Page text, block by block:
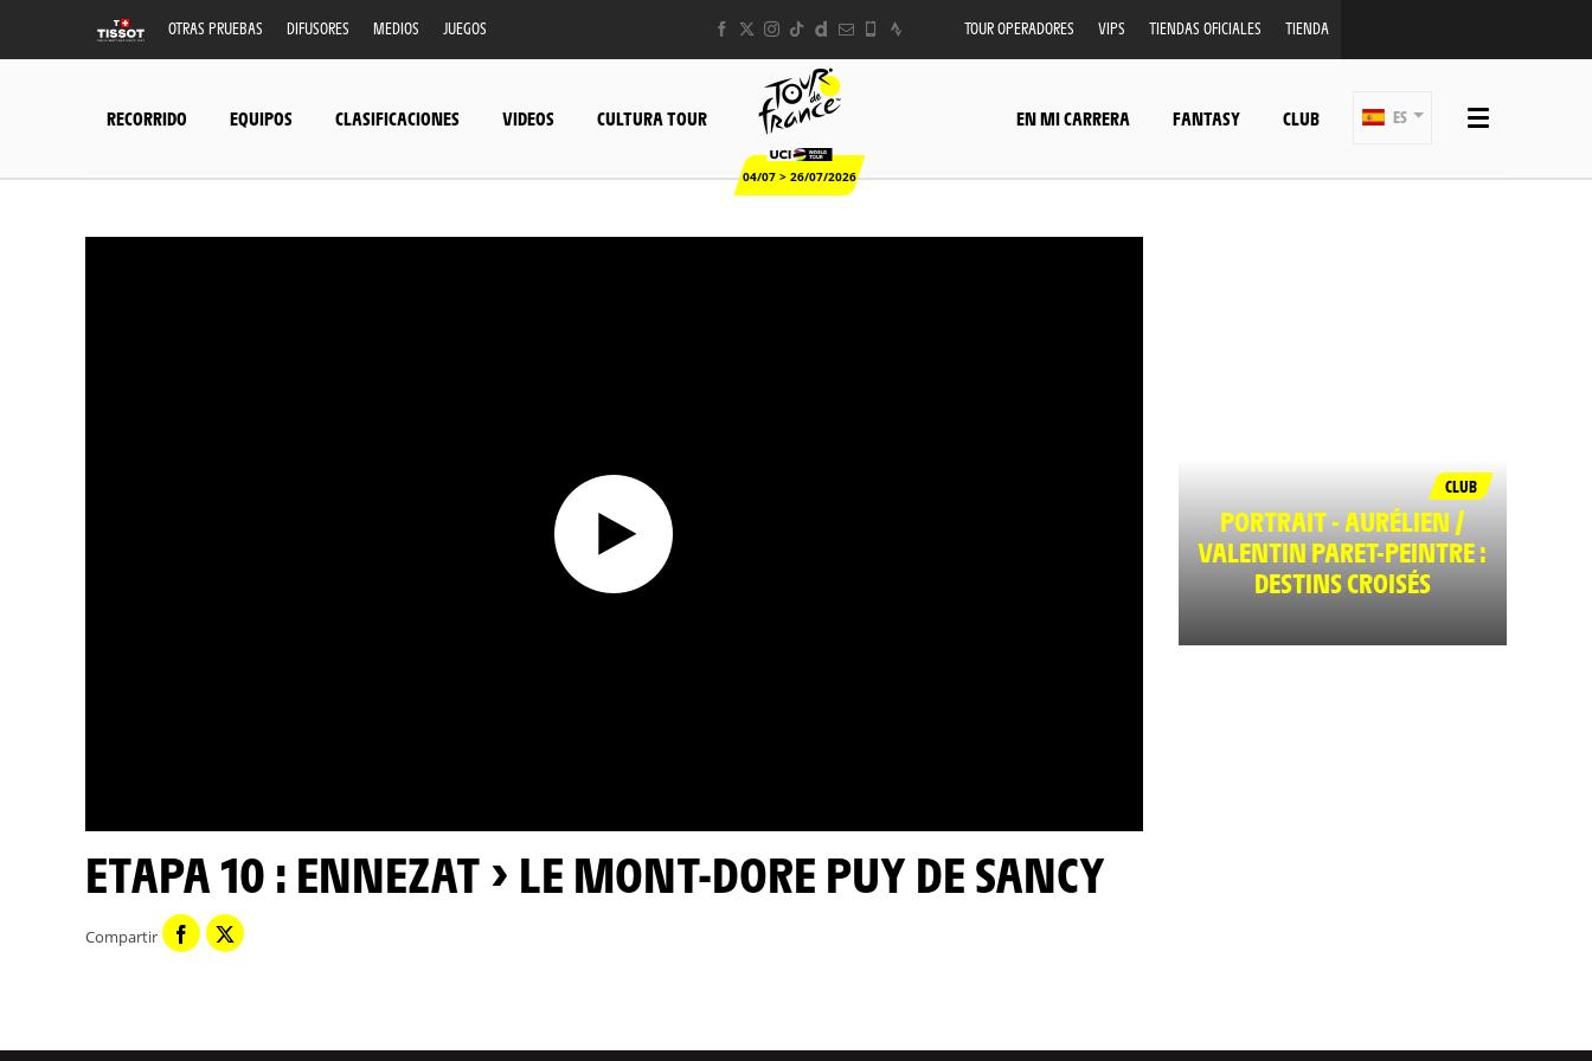
OTRAS PRUEBAS DIFUSORES MEDIOS JUEGOS TOUR OPERADORES VIPS TIENDAS OFICIALES TIENDA
RECORRIDO EQUIPOS CLASIFICACIONES VIDEOS CULTURA TOUR
04/07 > 26/07/2026
EN MI CARRERA FANTASY CLUB ES
ETAPA 10 : ENNEZAT > LE MONT-DORE PUY DE SANCY
Compartir
CLUB
PORTRAIT - AURÉLIEN /
VALENTIN PARET-PEINTRE :
DESTINS CROISÉS